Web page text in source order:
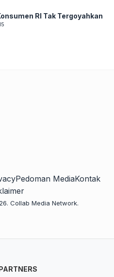
RI Tak Tergoyahkan
Pedoman MediaKontak
Collab Media Network.